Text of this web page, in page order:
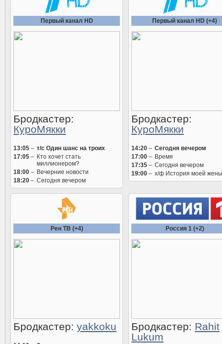
Первый канал HD
Бродкастер:
КуроМякки
13:05 – т/с Один шанс на троих
17:05 – Кто хочет стать
миллионером?
18:00 – Вечерние новости
18:20 – Сегодня вечером
Первый канал HD (+4)
Бродкастер:
КуроМякки
14:20 – Сегодня вечером
17:00 – Время
17:35 – Сегодня вечером
19:00 – х/ф История моей жены
Рен ТВ (+4)
Бродкастер: yakkoku
Россия 1 (+2)
Бродкастер: Rahit
Lukum